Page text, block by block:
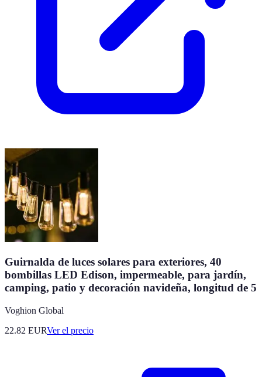
Guirnalda de luces solares para exteriores, 40
bombillas LED Edison, impermeable, para jardín,
camping, patio y decoración navideña, longitud de 5
Voghion Global
22.82 EURVer el precio